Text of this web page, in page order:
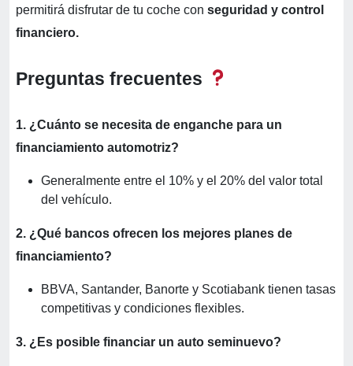
permitirá disfrutar de tu coche con seguridad y control
financiero.
Preguntas frecuentes
1. ¿Cuánto se necesita de enganche para un
financiamiento automotriz?
Generalmente entre el 10% y el 20% del valor total
del vehículo.
2. ¿Qué bancos ofrecen los mejores planes de
financiamiento?
BBVA, Santander, Banorte y Scotiabank tienen tasas
competitivas y condiciones flexibles.
3. ¿Es posible financiar un auto seminuevo?